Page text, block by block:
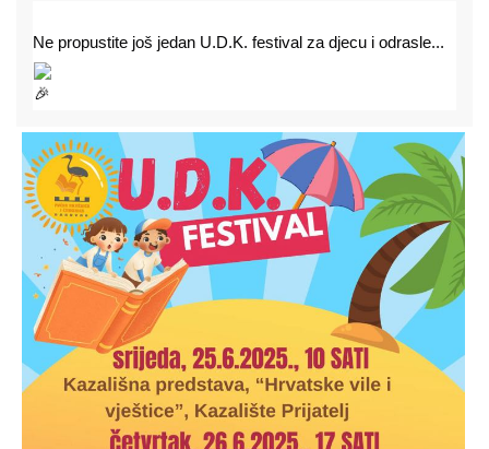
Ne propustite još jedan U.D.K. festival za djecu i odrasle...